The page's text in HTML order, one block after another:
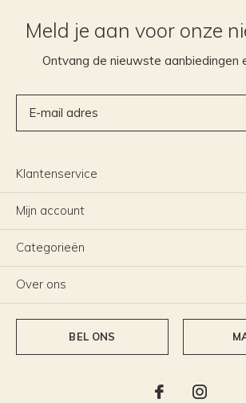
Meld je aan voor onze
Ontvang de nieuwste aanbiedingen
Klantenservice
Mijn account
Categorieën
Over ons
BEL ONS